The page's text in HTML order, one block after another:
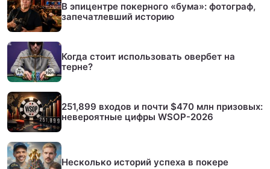
В эпицентре покерного «бума»: фотограф,
запечатлевший историю
Когда стоит использовать овербет на
терне?
251,899 входов и почти $470 млн призовых:
невероятные цифры WSOP-2026
Несколько историй успеха в покере